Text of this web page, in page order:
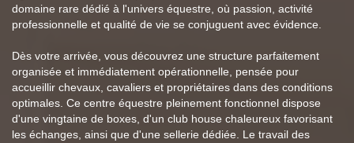
domaine rare dédié à l'univers équestre, où passion, activité
professionnelle et qualité de vie se conjuguent avec évidence.
Dès votre arrivée, vous découvrez une structure parfaitement
organisée et immédiatement opérationnelle, pensée pour
accueillir chevaux, cavaliers et propriétaires dans des conditions
optimales. Ce centre équestre pleinement fonctionnel dispose
d'une vingtaine de boxes, d'un club house chaleureux favorisant
les échanges, ainsi que d'une sellerie dédiée. Le travail des